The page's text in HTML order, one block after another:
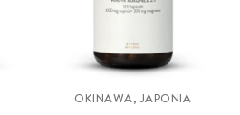
OKINAWA, JAPONIA